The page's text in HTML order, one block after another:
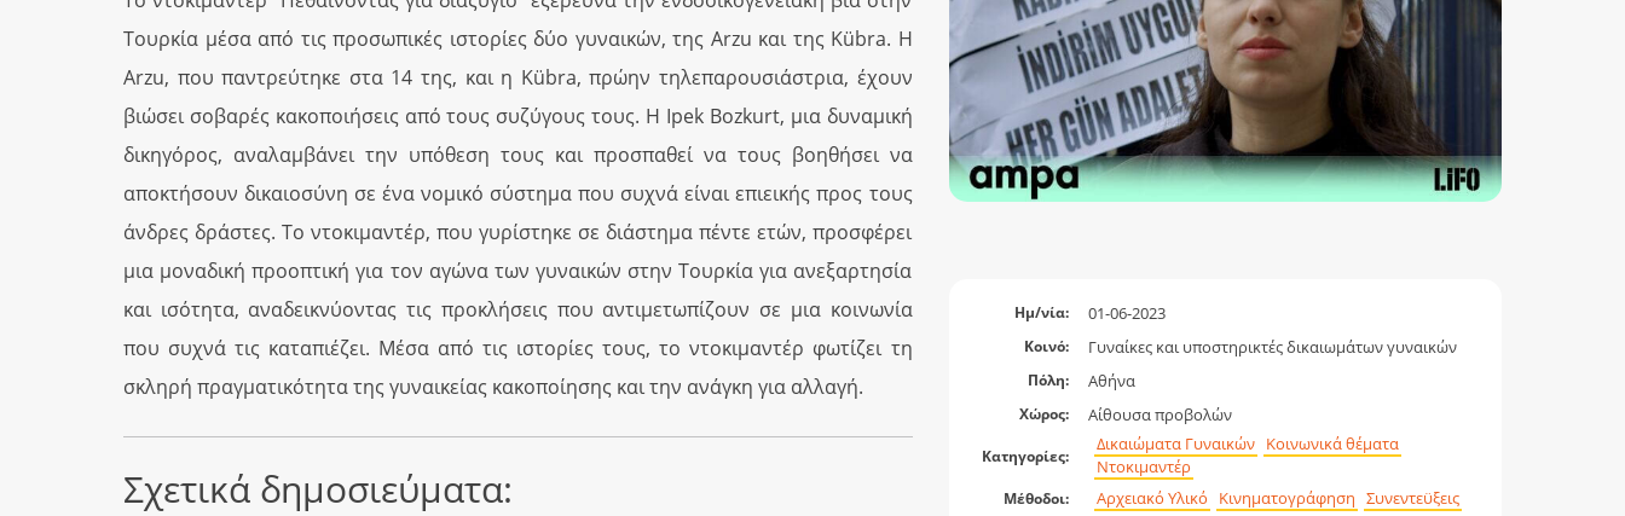
Τουρκία μέσα από τις προσωπικές ιστορίες δύο γυναικών, της Arzu και της Kübra. Η
Arzu, που παντρεύτηκε στα 14 της, και η Kübra, πρώην τηλεπαρουσιάστρια, έχουν
βιώσει σοβαρές κακοποιήσεις από τους συζύγους τους. Η Ipek Bozkurt, μια δυναμική
δικηγόρος, αναλαμβάνει την υπόθεση τους και προσπαθεί να τους βοηθήσει να
αποκτήσουν δικαιοσύνη σε ένα νομικό σύστημα που συχνά είναι επιεικής προς τους
άνδρες δράστες. Το ντοκιμαντέρ, που γυρίστηκε σε διάστημα πέντε ετών, προσφέρει
μια μοναδική προοπτική για τον αγώνα των γυναικών στην Τουρκία για ανεξαρτησία
και ισότητα, αναδεικνύοντας τις προκλήσεις που αντιμετωπίζουν σε μια κοινωνία
που συχνά τις καταπιέζει. Μέσα από τις ιστορίες τους, το ντοκιμαντέρ φωτίζει τη
σκληρή πραγματικότητα της γυναικείας κακοποίησης και την ανάγκη για αλλαγή.
Σχετικά δημοσιεύματα:
Ημ/νία: 01-06-2023
Κοινό: Γυναίκες και υποστηρικτές δικαιωμάτων γυναικών
Πόλη: Αθήνα
Χώρος: Αίθουσα προβολών
Κατηγορίες:
Δικαιώματα Γυναικών Κοινωνικά θέματα
Ντοκιμαντέρ
Μέθοδοι: Αρχειακό Υλικό Κινηματογράφηση Συνεντεϋξεις